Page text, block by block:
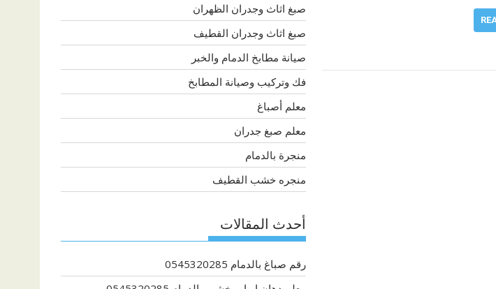
صبغ اثاث وجدران الظهران
صبغ اثاث وجدران القطيف
صيانة مطابخ الدمام والخبر
فك وتركيب وصيانة المطابخ
معلم أصباغ
معلم صبغ جدران
منجرة بالدمام
منجره خشب القطيف
أحدث المقالات
رقم صباغ بالدمام 0545320285